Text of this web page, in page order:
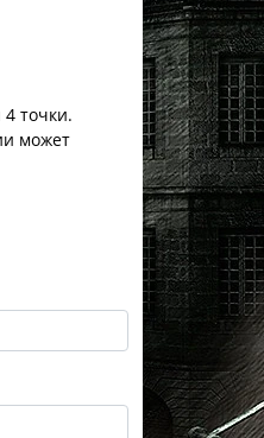
точки.
может